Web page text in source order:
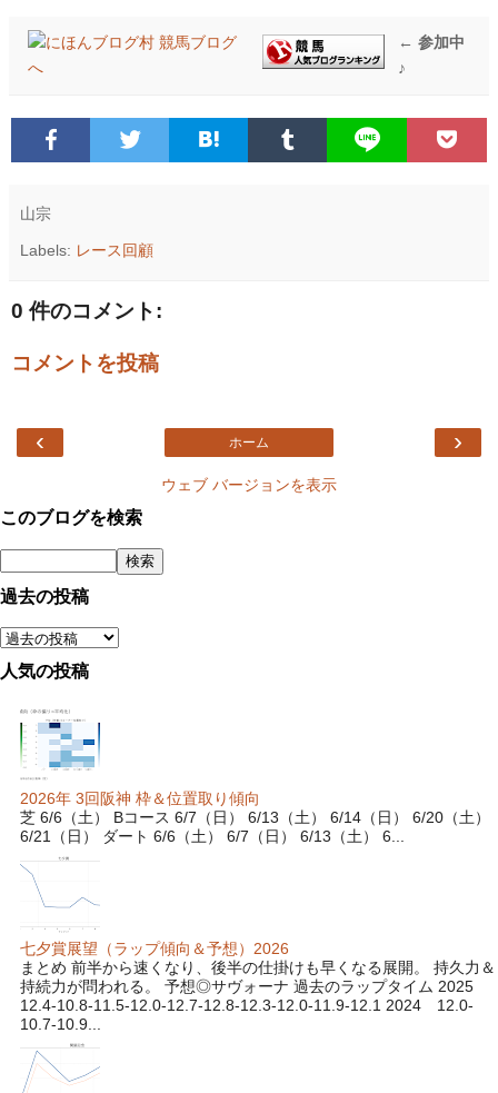
← 参加中
♪
山宗
Labels: レース回顧
0 件のコメント:
コメントを投稿
‹ ›
ホーム
ウェブ バージョンを表示
このブログを検索
過去の投稿
人気の投稿
2026年 3回阪神 枠＆位置取り傾向
芝 6/6（土） Bコース 6/7（日） 6/13（土） 6/14（日） 6/20（土）
6/21（日） ダート 6/6（土） 6/7（日） 6/13（土） 6...
七夕賞展望（ラップ傾向＆予想）2026
まとめ 前半から速くなり、後半の仕掛けも早くなる展開。 持久力＆
持続力が問われる。 予想◎サヴォーナ 過去のラップタイム 2025
12.4-10.8-11.5-12.0-12.7-12.8-12.3-12.0-11.9-12.1 2024 12.0-
10.7-10.9...